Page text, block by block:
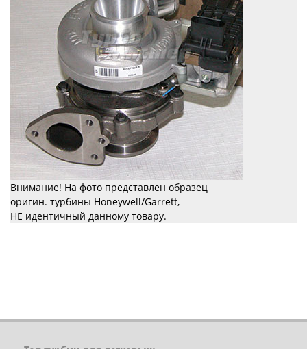
Внимание! На фото представлен образец
оригин. турбины Honeywell/Garrett,
НЕ идентичный данному товару.